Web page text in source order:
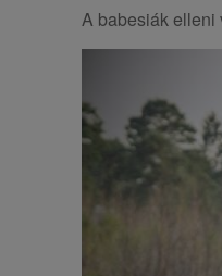
A babesiák elleni